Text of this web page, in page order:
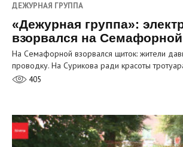
ДЕЖУРНАЯ ГРУППА
«Дежурная группа»:
взорвался на Семафорной
На Семафорной взорвался щиток: жители
проводку. На Сурикова ради красоты
405